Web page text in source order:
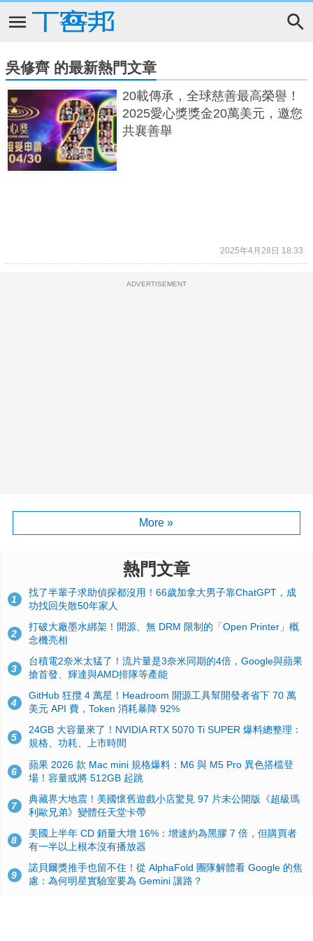
吳修齊 的最新熱門文章
20載傳承，全球慈善最高榮譽！
2025愛心獎獎金20萬美元，邀您
共襄善舉
2025年4月28日 18:33
ADVERTISEMENT
More »
熱門文章
1
找了半輩子求助偵探都沒用！66歲加拿大男子靠ChatGPT，成
功找回失散50年家人
2
打破大廠墨水綁架！開源、無 DRM 限制的「Open Printer」概
念機亮相
3
台積電2奈米太猛了！流片量是3奈米同期的4倍，Google與蘋果
搶首發、輝達與AMD排隊等產能
4
GitHub 狂攬 4 萬星！Headroom 開源工具幫開發者省下 70 萬
美元 API 費，Token 消耗暴降 92%
5
24GB 大容量來了！NVIDIA RTX 5070 Ti SUPER 爆料總整理：
規格、功耗、上市時間
6
蘋果 2026 款 Mac mini 規格爆料：M6 與 M5 Pro 異色搭檔登
場！容量或將 512GB 起跳
7
典藏界大地震！美國懷舊遊戲小店驚見 97 片未公開版《超級瑪
利歐兄弟》變體任天堂卡帶
8
美國上半年 CD 銷量大增 16%：增速約為黑膠 7 倍，但購買者
有一半以上根本沒有播放器
9
諾貝爾獎推手也留不住！從 AlphaFold 團隊解體看 Google 的焦
慮：為何明星實驗室要為 Gemini 讓路？